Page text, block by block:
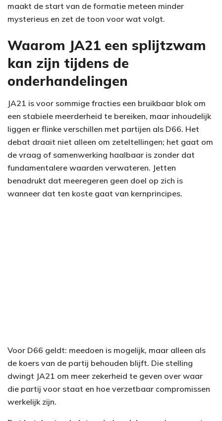
maakt de start van de formatie meteen minder
mysterieus en zet de toon voor wat volgt.
Waarom JA21 een splijtzwam
kan zijn tijdens de
onderhandelingen
JA21 is voor sommige fracties een bruikbaar blok om
een stabiele meerderheid te bereiken, maar inhoudelijk
liggen er flinke verschillen met partijen als D66. Het
debat draait niet alleen om zeteltellingen; het gaat om
de vraag of samenwerking haalbaar is zonder dat
fundamentalere waarden verwateren. Jetten
benadrukt dat meeregeren geen doel op zich is
wanneer dat ten koste gaat van kernprincipes.
Voor D66 geldt: meedoen is mogelijk, maar alleen als
de koers van de partij behouden blijft. Die stelling
dwingt JA21 om meer zekerheid te geven over waar
die partij voor staat en hoe verzetbaar compromissen
werkelijk zijn.